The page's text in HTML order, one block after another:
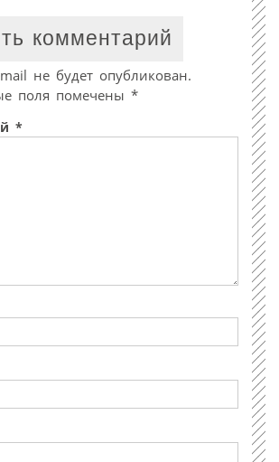
комментарий
не будет опубликован.
поля помечены *
*